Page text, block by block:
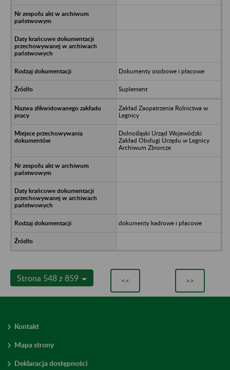
Dokumenty osobowe i płacowe
Suplement
Zakład Zaopatrzenia Rolnictwa w
Legnicy
Dolnośląski Urząd Wojewódzki
Zakład Obsługi Urzędu w Legnicy
Archiwum Zbiorcze
dokumenty kadrowe i płacowe
Strona 548 z 859 << >>
Kontakt
Mapa strony
Deklaracja dostępności